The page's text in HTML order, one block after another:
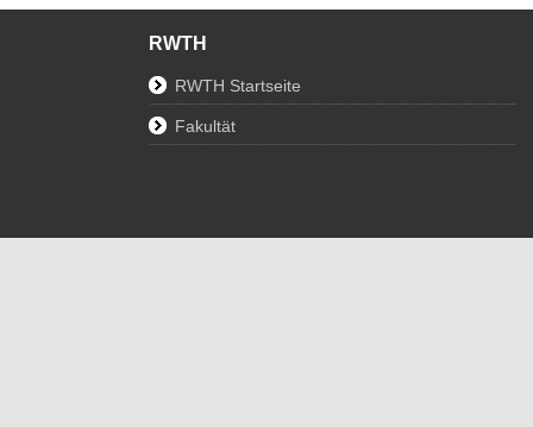
RWTH
RWTH Startseite
Fakultät